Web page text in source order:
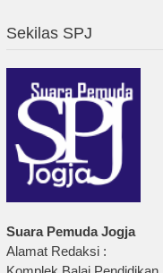
Sekilas SPJ
Suara Pemuda Jogja
Alamat Redaksi :